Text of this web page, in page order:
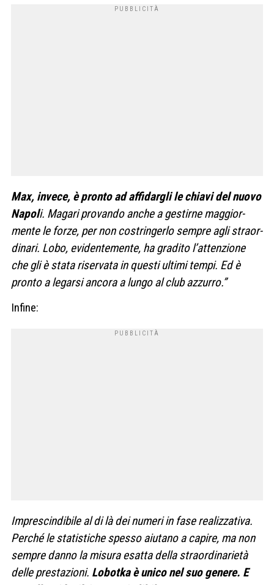
Max, invece, è pronto ad affi­dar­gli le chiavi del nuovo
Napoli. Magari pro­vando anche a gestirne mag­gior­
mente le forze, per non costrin­gerlo sem­pre agli straor­
di­nari. Lobo, evi­den­te­mente, ha gra­dito l’atten­zione
che gli è stata riser­vata in que­sti ultimi tempi. Ed è
pronto a legarsi ancora a lungo al club azzurro.”
Infine:
Impre­scin­di­bile al di là dei numeri in fase rea­liz­za­tiva.
Per­ché le sta­ti­sti­che spesso aiu­tano a capire, ma non
sem­pre danno la misura esatta della straor­di­na­rietà
delle pre­sta­zioni. Lobo­tka è unico nel suo genere. E